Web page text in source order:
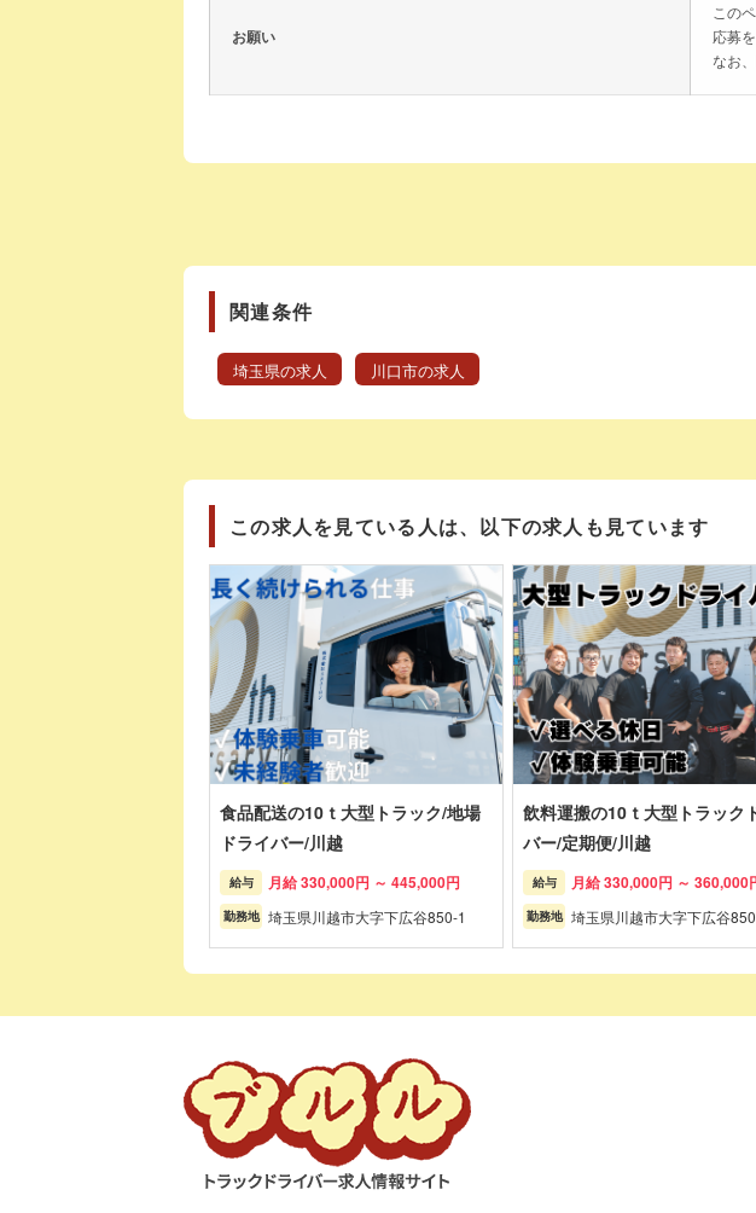
お願い
この
応募
なお
関連条件
埼玉県の求人 川口市の求人
この求人を見ている人は、以下の求人も見ています
食品配送の10ｔ大型トラック/地場
ドライバー/川越
給与 月給 330,000円 ～ 445,000円
勤務地 埼玉県川越市大字下広谷850-1
飲料運搬の10ｔ大型トラック
バー/定期便/川越
給与 月給 330,000円 ～ 360,000
勤務地 埼玉県川越市大字下広谷